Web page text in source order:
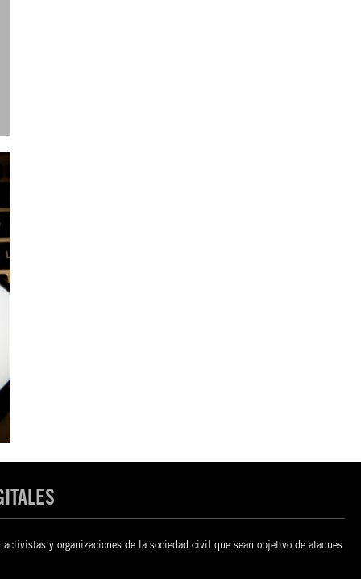
y organizaciones de la sociedad civil que sean objetivo de ataques